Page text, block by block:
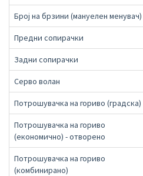
Број на брзини (мануелен менувач)
Предни сопирачки
Задни сопирачки
Серво волан
Потрошувачка на гориво (градска)
Потрошувачка на гориво
(економично) - отворено
Потрошувачка на гориво
(комбинирано)